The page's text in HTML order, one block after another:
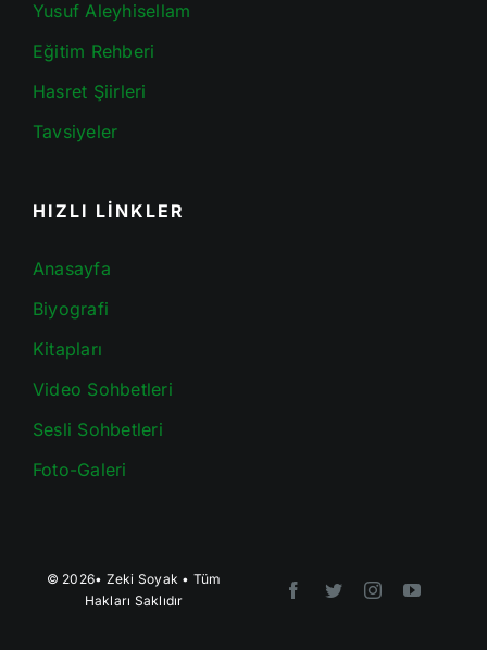
Yusuf Aleyhisellam
Eğitim Rehberi
Hasret Şiirleri
Tavsiyeler
HIZLI LİNKLER
Anasayfa
Biyografi
Kitapları
Video Sohbetleri
Sesli Sohbetleri
Foto-Galeri
© 2026• Zeki Soyak • Tüm
Hakları Saklıdır